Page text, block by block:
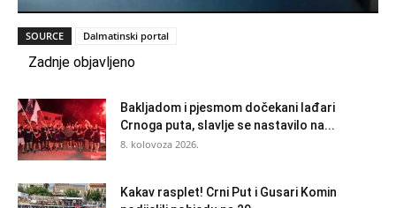
SOURCE Dalmatinski portal
Zadnje objavljeno
Bakljadom i pjesmom dočekani lađari
Crnoga puta, slavlje se nastavilo na...
8. kolovoza 2026.
Kakav rasplet! Crni Put i Gusari Komin